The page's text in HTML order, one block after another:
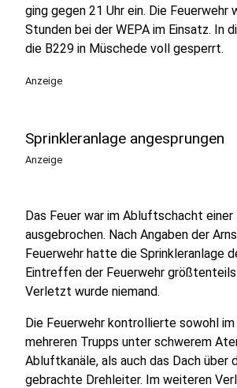
ging gegen 21 Uhr ein. Die Feuerwehr
Stunden bei der WEPA im Einsatz. In
die B229 in Müschede voll gesperrt.
Anzeige
Sprinkleranlage angesprungen
Anzeige
Das Feuer war im Abluftschacht einer
ausgebrochen. Nach Angaben der
Feuerwehr hatte die Sprinkleranlage
Eintreffen der Feuerwehr
Verletzt wurde niemand.
Die Feuerwehr kontrollierte sowohl im
mehreren Trupps unter schwerem
Abluftkanäle, als auch das Dach über
gebrachte Drehleiter. Im weiteren